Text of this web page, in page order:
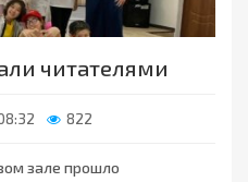
читателями
822
зале прошло